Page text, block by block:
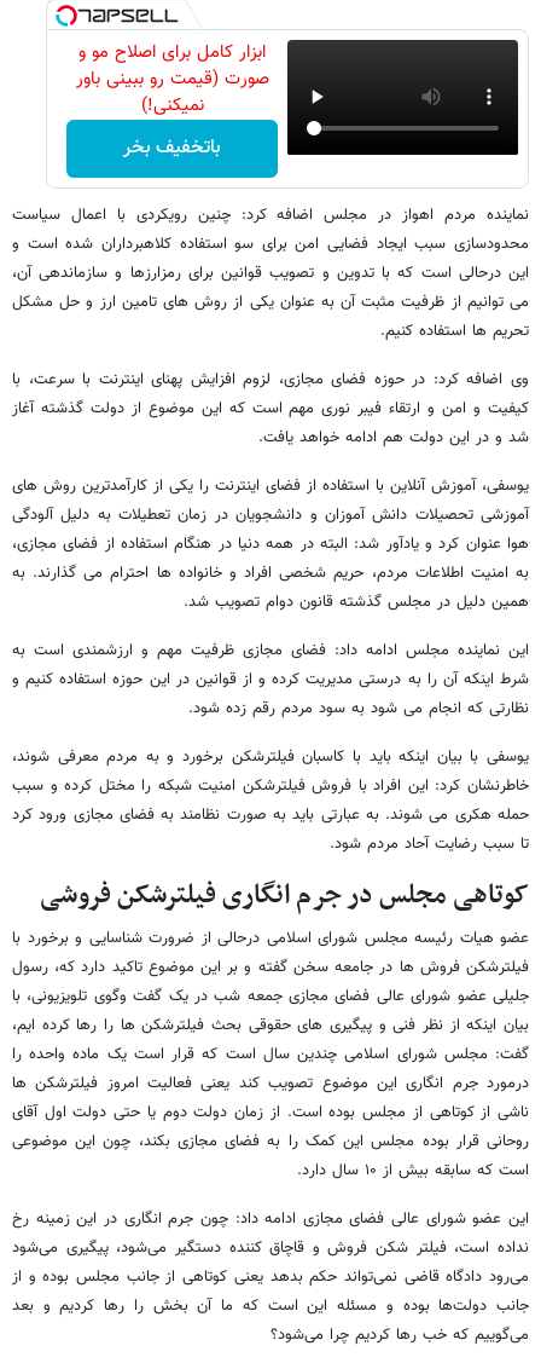
ابزار کامل برای اصلاح مو و
صورت (قیمت رو ببینی باور
نمیکنی!)
باتخفیف بخر
نماینده مردم اهواز در مجلس اضافه کرد: چنین رویکردی با اعمال سیاست
محدودسازی سبب ایجاد فضایی امن برای سو استفاده کلاهبرداران شده است و
این درحالی است که با تدوین و تصویب قوانین برای رمزارزها و سازماندهی آن،
می توانیم از ظرفیت مثبت آن به عنوان یکی از روش های تامین ارز و حل مشکل
تحریم ها استفاده کنیم.
وی اضافه کرد: در حوزه فضای مجازی، لزوم افزایش پهنای اینترنت با سرعت، با
کیفیت و امن و ارتقاء فیبر نوری مهم است که این موضوع از دولت گذشته آغاز
شد و در این دولت هم ادامه خواهد یافت.
یوسفی، آموزش آنلاین با استفاده از فضای اینترنت را یکی از کارآمدترین روش های
آموزشی تحصیلات دانش آموزان و دانشجویان در زمان تعطیلات به دلیل آلودگی
هوا عنوان کرد و یادآور شد: البته در همه دنیا در هنگام استفاده از فضای مجازی،
به امنیت اطلاعات مردم، حریم شخصی افراد و خانواده ها احترام می گذارند. به
همین دلیل در مجلس گذشته قانون دوام تصویب شد.
این نماینده مجلس ادامه داد: فضای مجازی ظرفیت مهم و ارزشمندی است به
شرط اینکه آن را به درستی مدیریت کرده و از قوانین در این حوزه استفاده کنیم و
نظارتی که انجام می شود به سود مردم رقم زده شود.
یوسفی با بیان اینکه باید با کاسبان فیلترشکن برخورد و به مردم معرفی شوند،
خاطرنشان کرد: این افراد با فروش فیلترشکن امنیت شبکه را مختل کرده و سبب
حمله هکری می شوند. به عبارتی باید به صورت نظامند به فضای مجازی ورود کرد
تا سبب رضایت آحاد مردم شود.
کوتاهی مجلس در جرم انگاری فیلترشکن فروشی
عضو هیات رئیسه مجلس شورای اسلامی درحالی از ضرورت شناسایی و برخورد با
فیلترشکن فروش ها در جامعه سخن گفته و بر این موضوع تاکید دارد که، رسول
جلیلی عضو شورای عالی فضای مجازی جمعه شب در یک گفت وگوی تلویزیونی، با
بیان اینکه از نظر فنی و پیگیری های حقوقی بحث فیلترشکن ها را رها کرده ایم،
گفت: مجلس شورای اسلامی چندین سال است که قرار است یک ماده واحده را
درمورد جرم انگاری این موضوع تصویب کند یعنی فعالیت امروز فیلترشکن ها
ناشی از کوتاهی از مجلس بوده است. از زمان دولت دوم یا حتی دولت اول آقای
روحانی قرار بوده مجلس این کمک را به فضای مجازی بکند، چون این موضوعی
است که سابقه بیش از ۱۰ سال دارد.
این عضو شورای عالی فضای مجازی ادامه داد: چون جرم انگاری در این زمینه رخ
نداده است، فیلتر شکن فروش و قاچاق کننده دستگیر می‌شود، پیگیری می‌شود
می‌رود دادگاه قاضی نمی‌تواند حکم بدهد یعنی کوتاهی از جانب مجلس بوده و از
جانب دولت‌ها بوده و مسئله این است که ما آن بخش را رها کردیم و بعد
می‌گوییم که خب رها کردیم چرا می‌شود؟